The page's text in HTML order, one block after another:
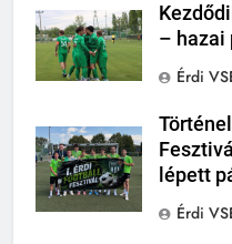
– hazai
Érdi
lépett
Érdi